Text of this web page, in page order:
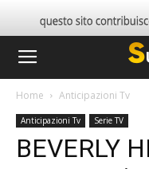
Home Anticipazioni Tv
Anticipazioni Tv Serie TV
BEVERLY